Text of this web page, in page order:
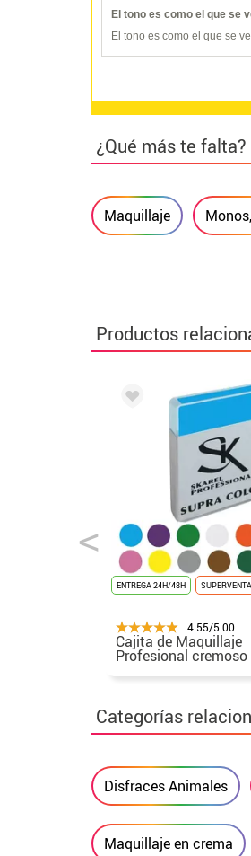
El tono es como el que se
El tono es como el que se
¿Qué más te falta?
Maquillaje
Productos
ENTREGA 24H/48H
4.55/5.00
Cajita de Maquillaje
Profesional cremoso
colores.
Categorías
Disfraces Animales
Maquillaje en crema